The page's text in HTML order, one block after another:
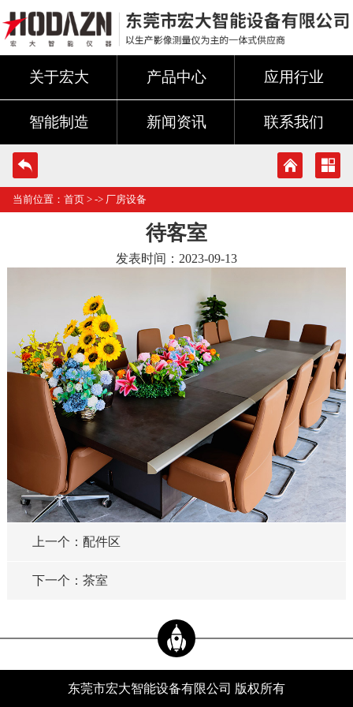
关于宏大 产品中心 应用行业
智能制造 新闻资讯 联系我们
当前位置： 首页 > -> 厂房设备
待客室
发表时间：2023-09-13
上一个：配件区
下一个：茶室
东莞市宏大智能设备有限公司 版权所有